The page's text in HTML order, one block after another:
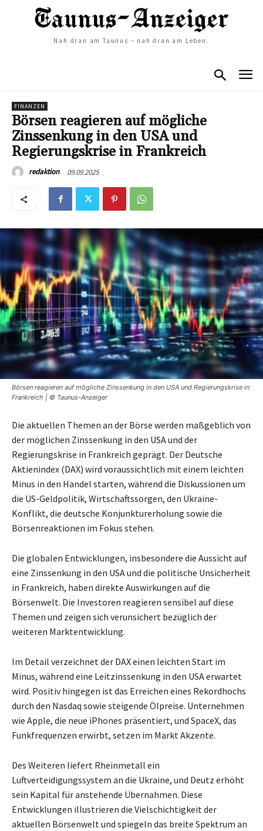
Nah dran am Taunus – nah dran am Leben.
FINANZEN
Börsen reagieren auf mögliche
Zinssenkung in den USA und
Regierungskrise in Frankreich
redaktion 09.09.2025
Börsen reagieren auf mögliche Zinssenkung in den USA und Regierungskrise in
Frankreich | © Taunus-Anzeiger
Die aktuellen Themen an der Börse werden maßgeblich von
der möglichen Zinssenkung in den USA und der
Regierungskrise in Frankreich geprägt. Der Deutsche
Aktienindex (DAX) wird voraussichtlich mit einem leichten
Minus in den Handel starten, während die Diskussionen um
die US-Geldpolitik, Wirtschaftssorgen, den Ukraine-
Konflikt, die deutsche Konjunkturerholung sowie die
Börsenreaktionen im Fokus stehen.
Die globalen Entwicklungen, insbesondere die Aussicht auf
eine Zinssenkung in den USA und die politische Unsicherheit
in Frankreich, haben direkte Auswirkungen auf die
Börsenwelt. Die Investoren reagieren sensibel auf diese
Themen und zeigen sich verunsichert bezüglich der
weiteren Marktentwicklung.
Im Detail verzeichnet der DAX einen leichten Start im
Minus, während eine Leitzinssenkung in den USA erwartet
wird. Positiv hingegen ist das Erreichen eines Rekordhochs
durch den Nasdaq sowie steigende Ölpreise. Unternehmen
wie Apple, die neue iPhones präsentiert, und SpaceX, das
Funkfrequenzen erwirbt, setzen im Markt Akzente.
Des Weiteren liefert Rheinmetall ein
Luftverteidigungssystem an die Ukraine, und Deutz erhöht
sein Kapital für anstehende Übernahmen. Diese
Entwicklungen illustrieren die Vielschichtigkeit der
aktuellen Börsenwelt und spiegeln das breite Spektrum an